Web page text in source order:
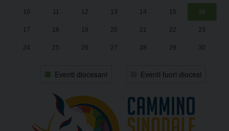
10 11 12 13 14 15 16
17 18 19 20 21 22 23
24 25 26 27 28 29 30
Eventi diocesani Eventi fuori diocesi